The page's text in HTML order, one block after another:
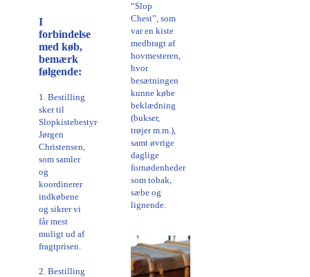
I
forbindelse
med køb,
bemærk
følgende:
1. Bestilling
sker til
Slopkistebestyrer
Jørgen
Christensen,
som samler
og
koordinerer
indkøbene
og sikrer vi
får mest
muligt ud af
fragtprisen.
2. Bestilling
“Slop
Chest”, som
var en kiste
medbragt af
hovmesteren,
hvor
besætningen
kunne købe
beklædning
(bukser,
trøjer m.m.),
samt øvrige
daglige
fornødenheder
som tobak,
sæbe og
lignende.